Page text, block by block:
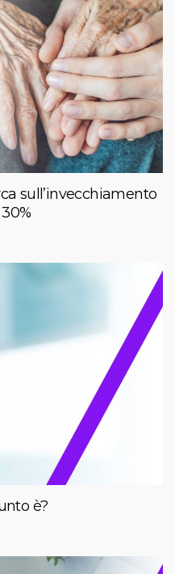
sull’invecchiamento
è?